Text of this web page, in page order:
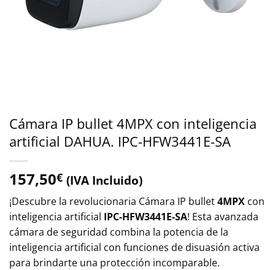
Cámara IP bullet 4MPX con inteligencia
artificial DAHUA. IPC-HFW3441E-SA
157,50€ (IVA Incluido)
¡Descubre la revolucionaria Cámara IP bullet4MPX con
inteligencia artificial IPC-HFW3441E-SA! Esta avanzada
cámara de seguridad combina la potencia de la
inteligencia artificial con funciones de disuasión activa
para brindarte una protección incomparable.